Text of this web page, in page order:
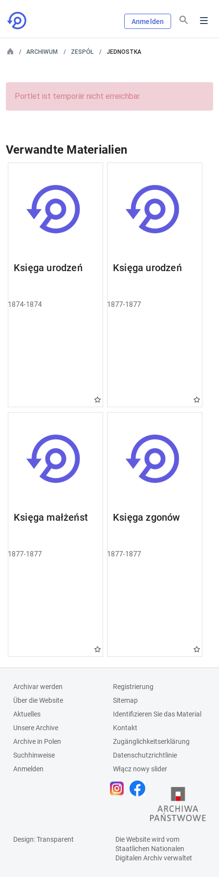
Anmelden
ARCHIWUM ZESPÓŁ JEDNOSTKA
Portlet ist temporär nicht erreichbar.
Verwandte Materialien
Księga urodzeń
1874-1874
Księga urodzeń
1877-1877
Księga małżeństw
1877-1877
Księga zgonów
1877-1877
Archivar werden
Über die Website
Aktuelles
Unsere Archive
Archive in Polen
Suchhinweise
Anmelden
Registrierung
Sitemap
Identifizieren Sie das Material
Kontakt
Zugänglichkeitserklärung
Datenschutzrichtlinie
Włącz nowy slider
Design: Transparent
Die Website wird vom
Staatlichen Nationalen
Digitalen Archivverwaltet